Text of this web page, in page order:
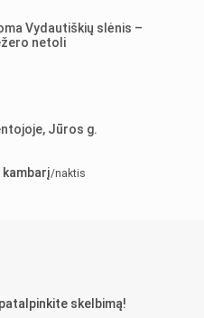
Vydautiškių slėnis –
netoli
Jūros g.
/naktis
skelbimą!